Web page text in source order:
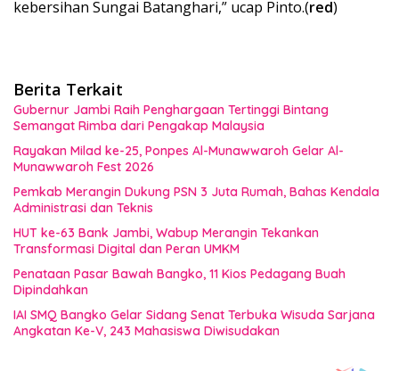
kebersihan Sungai Batanghari,” ucap Pinto.(red)
Berita Terkait
Gubernur Jambi Raih Penghargaan Tertinggi Bintang
Semangat Rimba dari Pengakap Malaysia
Rayakan Milad ke-25, Ponpes Al-Munawwaroh Gelar Al-
Munawwaroh Fest 2026
Pemkab Merangin Dukung PSN 3 Juta Rumah, Bahas Kendala
Administrasi dan Teknis
HUT ke-63 Bank Jambi, Wabup Merangin Tekankan
Transformasi Digital dan Peran UMKM
Penataan Pasar Bawah Bangko, 11 Kios Pedagang Buah
Dipindahkan
IAI SMQ Bangko Gelar Sidang Senat Terbuka Wisuda Sarjana
Angkatan Ke-V, 243 Mahasiswa Diwisudakan